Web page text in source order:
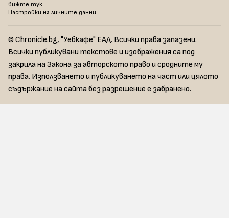
вижте тук.
Настройки на личните данни
© Chronicle.bg, "Уебкафе" ЕАД. Всички права запазени.
Всички публикувани текстове и изображения са под
закрила на Закона за авторското право и сродните му
права. Използването и публикуването на част или цялото
съдържание на сайта без разрешение е забранено.